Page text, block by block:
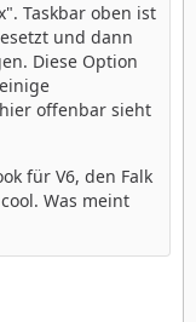
Taskbar oben ist
und dann
Diese Option
offenbar sieht
für V6, den Falk
Was meint